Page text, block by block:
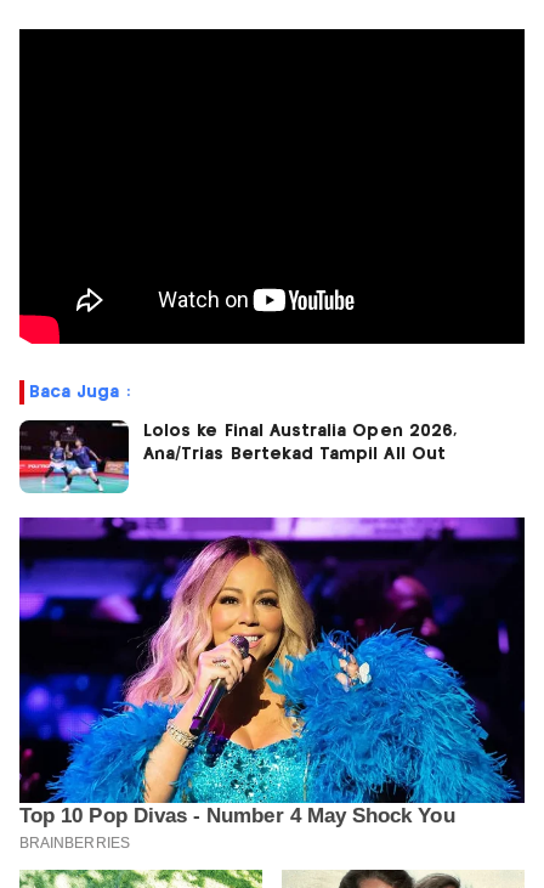
Baca Juga :
Lolos ke Final Australia Open 2026,
Ana/Trias Bertekad Tampil All Out